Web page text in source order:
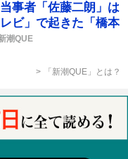
事者「佐藤二朗」は
ビ」で起きた「橋本
潮QUE
「新潮QUE」とは？